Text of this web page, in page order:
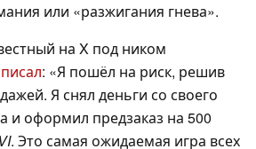
или «разжигания гнева».
на X под ником
: «Я пошёл на риск, решив
Я снял деньги со своего
и оформил предзаказ на 500
. Это самая ожидаемая игра всех